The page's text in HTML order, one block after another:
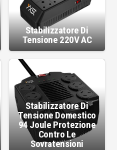
Stabilizzatore Di
Tensione 220V AC
Stabilizzatore Di
Tensione Domestico
94 Joule Protezione
Contro Le
Sovratensioni